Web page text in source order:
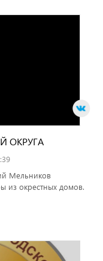
ОКРУГА
Мельников
из окрестных домов.